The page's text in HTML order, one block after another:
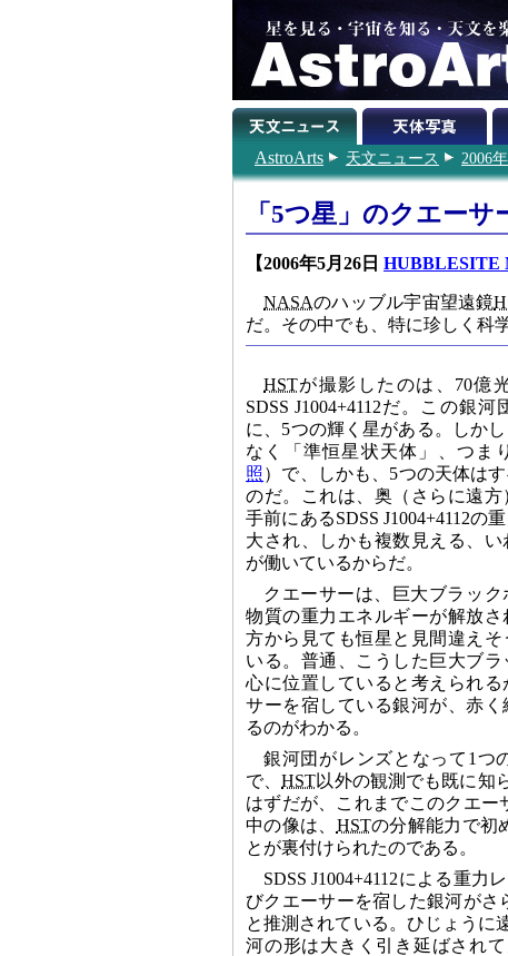
AstroArts 天文ニュース 2006
「5つ星」のクエーサ
【2006年5月26日 HUBBLESITE
NASAのハッブル宇宙望遠鏡
だ。その中でも、特に珍しく科
HSTが撮影したのは、70億
SDSS J1004+4112だ。この銀
に、5つの輝く星がある。しか
なく「準恒星状天体」、つま
照）で、しかも、5つの天体は
のだ。これは、奥（さらに遠
手前にあるSDSS J1004+4112の
大され、しかも複数見える、
が働いているからだ。
クエーサーは、巨大ブラッ
物質の重力エネルギーが解放
方から見ても恒星と見間違え
いる。普通、こうした巨大ブ
心に位置していると考えられ
サーを宿している銀河が、赤
るのがわかる。
銀河団がレンズとなって1つ
で、HST以外の観測でも既に知
はずだが、これまでこのクエ
中の像は、 HSTの分解能力で初
とが裏付けられたのである。
SDSS J1004+4112による重
びクエーサーを宿した銀河がさ
と推測されている。ひじょうに
河の形は大きく引き延ばされ